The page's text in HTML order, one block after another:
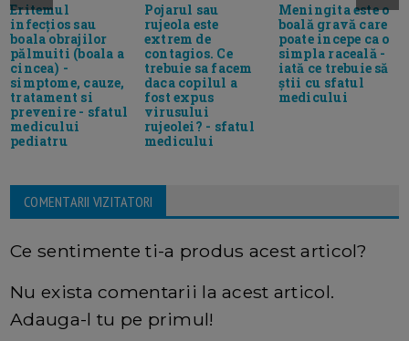
Eritemul
infecțios sau
boala obrajilor
pălmuiti (boala a
cincea) -
simptome, cauze,
tratament si
prevenire - sfatul
medicului
pediatru
Pojarul sau
rujeola este
extrem de
contagios. Ce
trebuie sa facem
daca copilul a
fost expus
virusului
rujeolei? - sfatul
medicului
Meningita este o
boală gravă care
poate incepe ca o
simpla raceală -
iată ce trebuie să
știi cu sfatul
medicului
COMENTARII VIZITATORI
Ce sentimente ti-a produs acest articol?
Nu exista comentarii la acest articol.
Adauga-l tu pe primul!